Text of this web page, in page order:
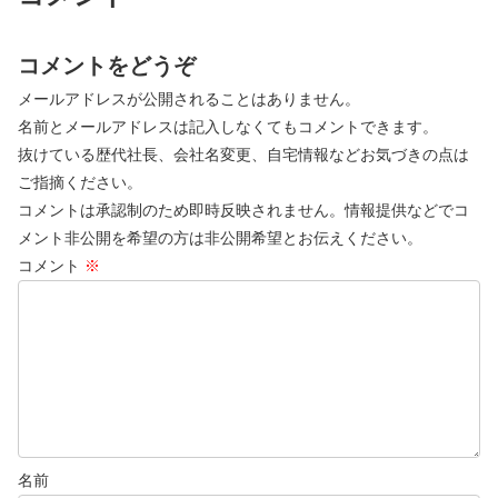
コメントをどうぞ
メールアドレスが公開されることはありません。
名前とメールアドレスは記入しなくてもコメントできます。
抜けている歴代社長、会社名変更、自宅情報などお気づきの点は
ご指摘ください。
コメントは承認制のため即時反映されません。情報提供などでコ
メント非公開を希望の方は非公開希望とお伝えください。
コメント ※
名前